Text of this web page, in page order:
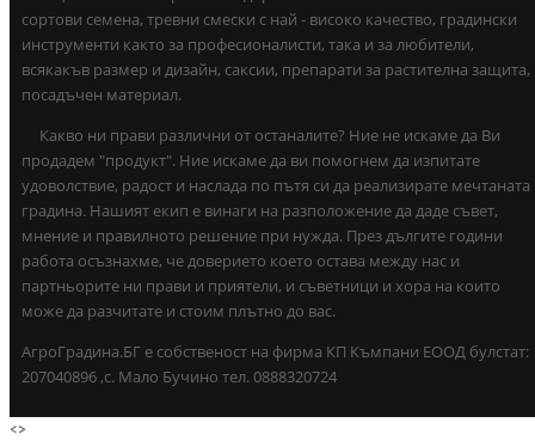
сортови семена, тревни смески с най - високо качество, градински
инструменти както за професионалисти, така и за любители,
всякакъв размер и дизайн, саксии, препарати за растителна защита,
посадъчен материал.
Какво ни прави различни от останалите? Ние не искаме да Ви
продадем "продукт". Ние искаме да ви помогнем да изпитате
удоволствие, радост и наслада по пътя си да реализирате мечтаната
градина. Нашият екип е винаги на разположение да даде съвет,
мнение и правилното решение при нужда. През дългите години
работа осъзнахме, че доверието което остава между нас и
партньорите ни прави и приятели, и съветници и хора на които
може да разчитате и стоим плътно до вас.
АгроГрадина.БГ е собственост на фирма КП Къмпани ЕООД булстат:
207040896 ,с. Мало Бучино тел. 0888320724
<>